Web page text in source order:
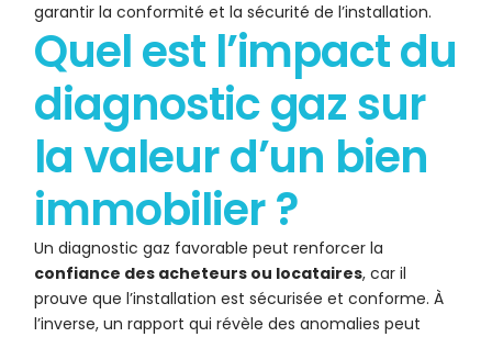
garantir la conformité et la sécurité de l’installation.
Quel est l’impact du
diagnostic gaz sur
la valeur d’un bien
immobilier ?
Un diagnostic gaz favorable peut renforcer la
confiance des acheteurs ou locataires, car il
prouve que l’installation est sécurisée et conforme. À
l’inverse, un rapport qui révèle des anomalies peut